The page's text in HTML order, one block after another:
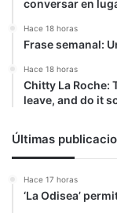
conversar en
Hace 18 horas
Frase semanal:
Hace 18 horas
Chitty La Roche:
leave, and do it
Últimas
Hace 17 horas
‘La Odisea’